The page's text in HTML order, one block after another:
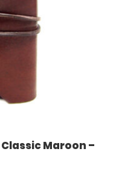
Maroon –